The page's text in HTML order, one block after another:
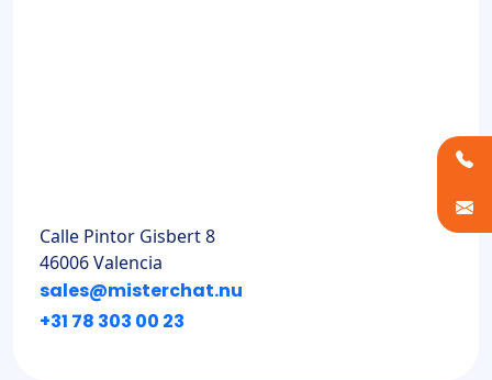
Calle Pintor Gisbert 8
46006 Valencia
sales@misterchat.nu
+31 78 303 00 23